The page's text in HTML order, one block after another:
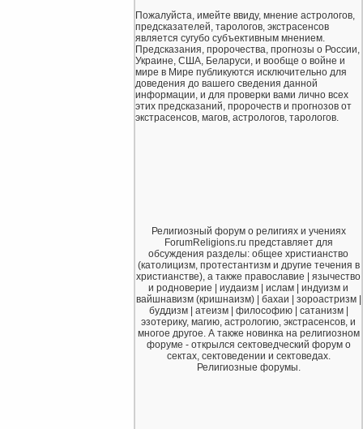
Пожалуйста, имейте ввиду, мнение астрологов,
предсказателей, тарологов, экстрасенсов
является сугубо субъективным мнением.
Предсказания, пророчества, прогнозы о России,
Украине, США, Беларуси, и вообще о войне и
мире в Мире публикуются исключительно для
доведения до вашего сведения данной
информации, и для проверки вами лично всех
этих предсказаний, пророчеств и прогнозов от
экстрасенсов, магов, астрологов, тарологов.
Религиозный форум о религиях и учениях
ForumReligions.ru представляет для
обсуждения разделы: общее христианство
(католицизм, протестантизм и другие течения в
христианстве), а также православие | язычество
и родноверие | иудаизм | ислам | индуизм и
вайшнавизм (кришнаизм) | бахаи | зороастризм |
буддизм | атеизм | философию | сатанизм |
эзотерику, магию, астрологию, экстрасенсов, и
многое другое. А также новинка на религиозном
форуме - открылся сектоведческий форум о
сектах, сектоведении и сектоведах.
Религиозные форумы.